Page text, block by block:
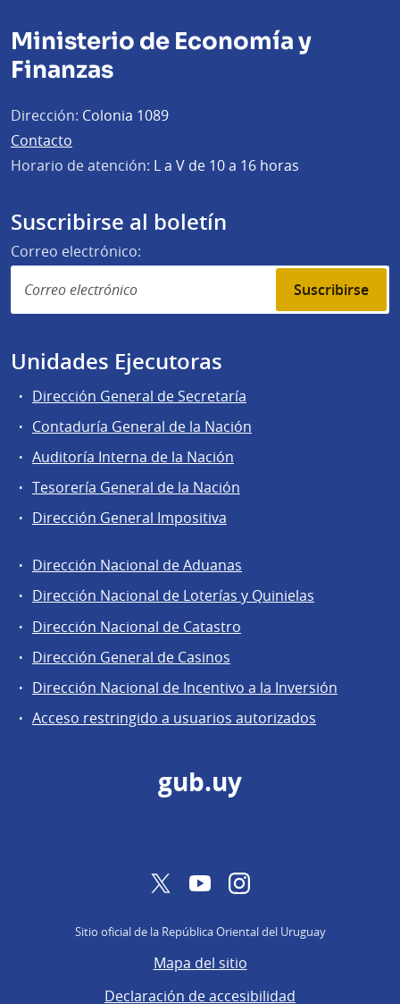
Ministerio de Economía y
Finanzas
Dirección: Colonia 1089
Contacto
Horario de atención: L a V de 10 a 16 horas
Suscribirse al boletín
Correo electrónico:
Suscribirse
Unidades Ejecutoras
Dirección General de Secretaría
Contaduría General de la Nación
Auditoría Interna de la Nación
Tesorería General de la Nación
Dirección General Impositiva
Áreas
la
Dirección
General
de
Secretaría
Dirección Nacional de Aduanas
Dirección Nacional de Loterías y Quinielas
Dirección Nacional de Catastro
Dirección General de Casinos
Dirección Nacional de Incentivo a la Inversión
Acceso restringido a usuarios autorizados
gub.uy
TwitterYouTubeInstagram
Sitio oficial de la República Oriental del Uruguay
Mapa del sitio
Declaración de accesibilidad